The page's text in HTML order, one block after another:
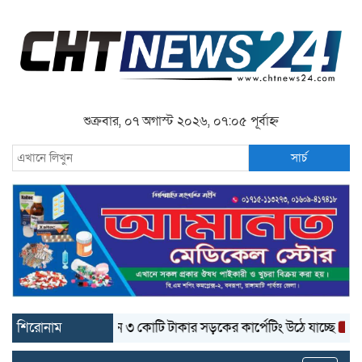
শুক্রবার, ০৭ অগাস্ট ২০২৬, ০৭:০৫ পূর্বাহ্ন
সার্চ
শিরোনাম
বান্দরবানে ৩ কোটি টাকার সড়কের কার্পেটিং উঠে যাচ্ছে